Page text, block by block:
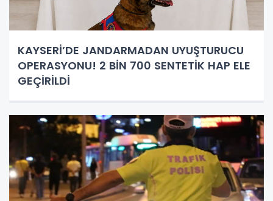
KAYSERİ’DE JANDARMADAN UYUŞTURUCU
OPERASYONU! 2 BİN 700 SENTETİK HAP ELE
GEÇİRİLDİ